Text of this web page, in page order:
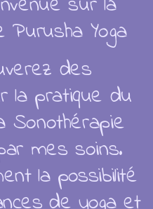
Purusha Yoga
des
la pratique du
Sonothérapie
mes soins.
la possibilité